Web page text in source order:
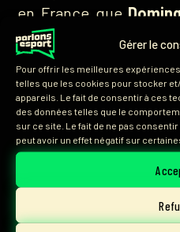
Gérer le
Pour offrir les meilleures
telles que les cookies pour stocker
appareils. Le fait de consentir à ces
des données telles que le
sur ce site. Le fait de ne pas
peut avoir un effet négatif sur
en France que
faire leurs sessions
toute l’équipe s’est
s’affronter sur lejeu de
ARTICLE PRÉCÉDENT
Partager sur :